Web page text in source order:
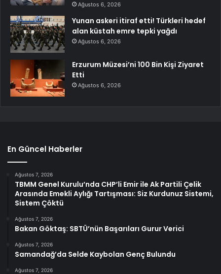
Ağustos 6, 2026
Yunan askeri itiraf etti! Türkleri hedef
alan küstah emre tepki yağdı
Ağustos 6, 2026
Erzurum Müzesi’ni 100 Bin Kişi Ziyaret
Etti
Ağustos 6, 2026
En Güncel Haberler
Ağustos 7, 2026
TBMM Genel Kurulu’nda CHP’li Emir ile Ak Partili Çelik
Arasında Emekli Aylığı Tartışması: Siz Kurdunuz Sistemi,
Sistem Çöktü
Ağustos 7, 2026
Bakan Göktaş: SBTÜ’nün Başarıları Gurur Verici
Ağustos 7, 2026
Samandağ’da Selde Kaybolan Genç Bulundu
Ağustos 7, 2026